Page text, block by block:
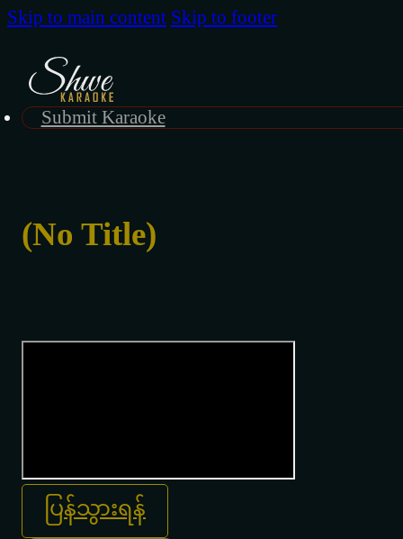
Skip to main content Skip to footer
Submit Karaoke
(No Title)
ပြန်သွားရန်